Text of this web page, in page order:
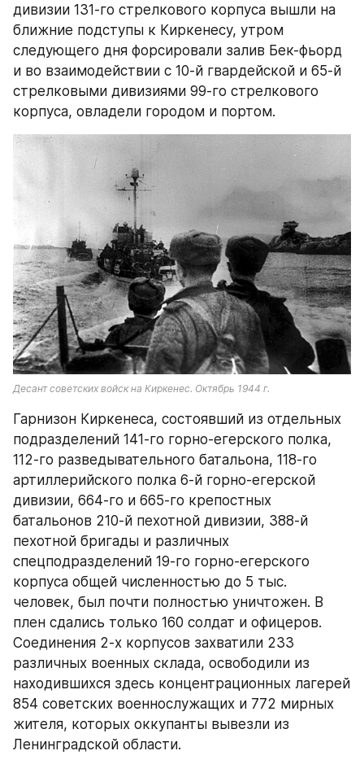
дивизии 131-го стрелкового корпуса вышли на
ближние подступы к Киркенесу, утром
следующего дня форсировали залив Бек-фьорд
и во взаимодействии с 10-й гвардейской и 65-й
стрелковыми дивизиями 99-го стрелкового
корпуса, овладели городом и портом.
Десант советских войск на Киркенес. Октябрь 1944 г.
Гарнизон Киркенеса, состоявший из отдельных
подразделений 141-го горно-егерского полка,
112-го разведывательного батальона, 118-го
артиллерийского полка 6-й горно-егерской
дивизии, 664-го и 665-го крепостных
батальонов 210-й пехотной дивизии, 388-й
пехотной бригады и различных
спецподразделений 19-го горно-егерского
корпуса общей численностью до 5 тыс.
человек, был почти полностью уничтожен. В
плен сдались только 160 солдат и офицеров.
Соединения 2-х корпусов захватили 233
различных военных склада, освободили из
находившихся здесь концентрационных лагерей
854 советских военнослужащих и 772 мирных
жителя, которых оккупанты вывезли из
Ленинградской области.